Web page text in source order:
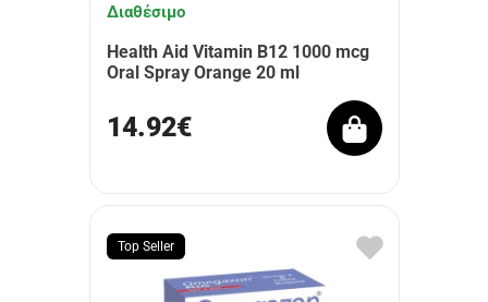
Διαθέσιμο
Health Aid Vitamin B12 1000 mcg
Oral Spray Orange 20 ml
14.92€
Top Seller